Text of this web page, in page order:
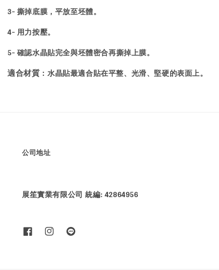
3- 撕掉底膜，平放至坯體。
4- 用力按壓。
5- 確認水晶貼完全與坯體密合再撕掉上膜。
適合材質 ：水晶貼最適合貼在平整、光滑、堅硬的表面上。
公司地址
展笙實業有限公司 統編: 42864956